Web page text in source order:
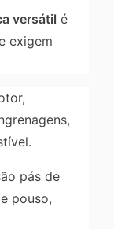
versátil é
exigem
pás de
pouso,